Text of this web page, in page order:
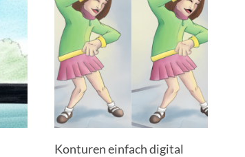
Konturen einfach digital